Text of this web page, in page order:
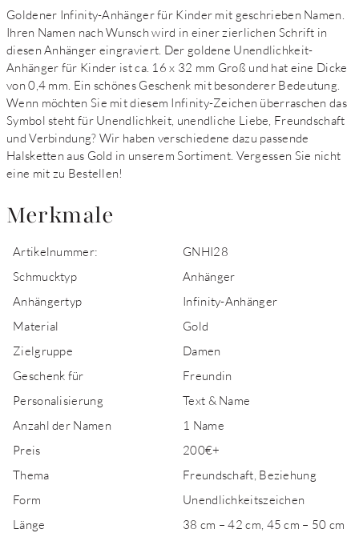
Goldener Infinity-Anhänger für Kinder mit geschrieben Namen.
Ihren Namen nach Wunsch wird in einer zierlichen Schrift in
diesen Anhänger eingraviert. Der goldene Unendlichkeit-
Anhänger für Kinder ist ca. 16 x 32 mm Groß und hat eine Dicke
von 0,4 mm. Ein schönes Geschenk mit besonderer Bedeutung.
Wenn möchten Sie mit diesem Infinity-Zeichen überraschen das
Symbol steht für Unendlichkeit, unendliche Liebe, Freundschaft
und Verbindung? Wir haben verschiedene dazu passende
Halsketten aus Gold in unserem Sortiment. Vergessen Sie nicht
eine mit zu Bestellen!
Merkmale
Artikelnummer:
GNHI28
Schmucktyp
Anhänger
Anhängertyp
Infinity-Anhänger
Material
Gold
Zielgruppe
Damen
Geschenk für
Freundin
Personalisierung
Text & Name
Anzahl der Namen
1 Name
Preis
200€+
Thema
Freundschaft, Beziehung
Form
Unendlichkeitszeichen
Länge
38 cm – 42 cm, 45 cm – 50 cm